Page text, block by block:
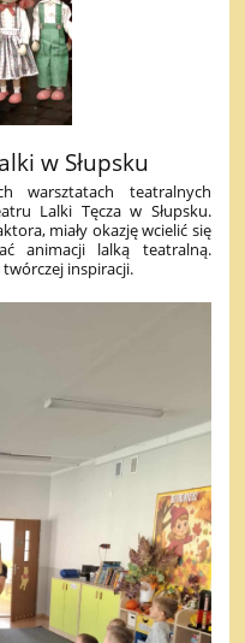
w Słupsku
warsztatach teatralnych
Lalki Tęcza w Słupsku.
miały okazję wcielić się
animacji lalką teatralną.
inspiracji.